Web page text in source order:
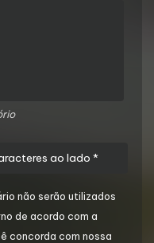
não serão utilizados
de acordo com a
concorda com nossa